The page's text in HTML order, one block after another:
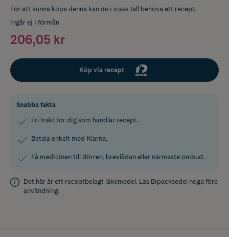
För att kunna köpa denna kan du i vissa fall behöva ett recept.
Ingår ej i förmån
206,05 kr
Köp via recept
Snabba fakta
Fri frakt för dig som handlar recept.
Betala enkelt med Klarna.
Få medicinen till dörren, brevlådan eller närmaste ombud.
Det här är ett receptbelagt läkemedel. Läs Bipacksedel noga före
användning.